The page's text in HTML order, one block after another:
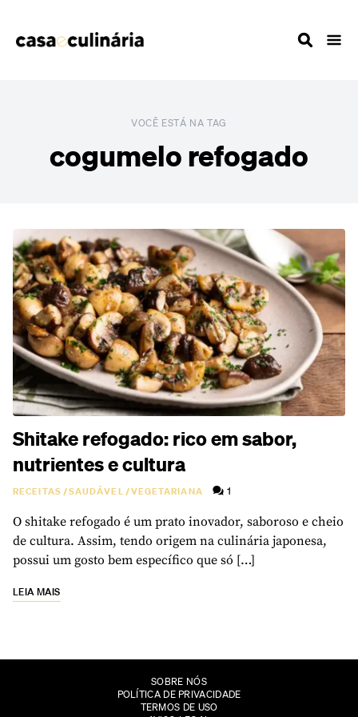
VOCÊ ESTÁ NA TAG
cogumelo refogado
Shitake refogado: rico em sabor,
nutrientes e cultura
RECEITAS/SAUDÁVEL/VEGETARIANA 1
O shitake refogado é um prato inovador, saboroso e cheio
de cultura. Assim, tendo origem na culinária japonesa,
possui um gosto bem específico que só […]
LEIA MAIS
SOBRE NÓS
POLÍTICA DE PRIVACIDADE
TERMOS DE USO